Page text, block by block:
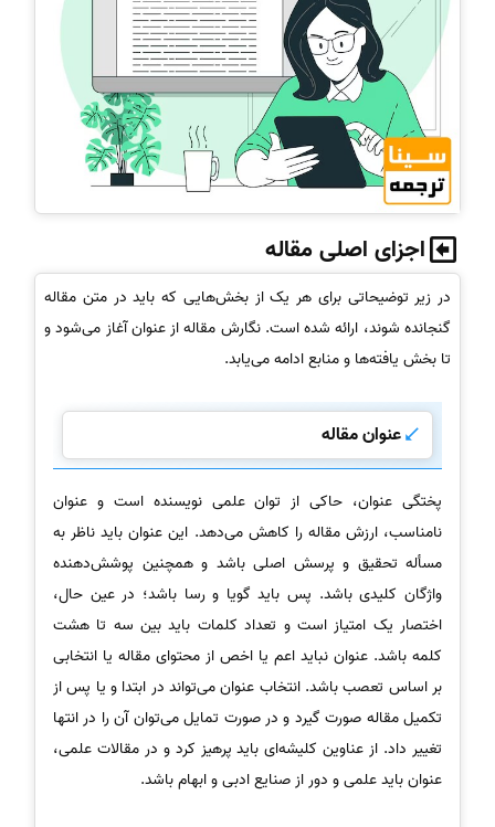
اجزای اصلی مقاله
در زیر توضیحاتی برای هر یک از بخش‌هایی که باید در متن مقاله
گنجانده شوند، ارائه شده است. نگارش مقاله از عنوان آغاز می‌شود و
تا بخش یافته‌ها و منابع ادامه می‌یابد.
عنوان مقاله
پختگی عنوان، حاکی از توان علمی نویسنده است و عنوان
نامناسب، ارزش مقاله را کاهش می‌دهد. این عنوان باید ناظر به
مسأله تحقیق و پرسش اصلی باشد و همچنین پوشش‌دهنده
واژگان کلیدی باشد. پس باید گویا و رسا باشد؛ در عین حال،
اختصار یک امتیاز است و تعداد کلمات باید بین سه تا هشت
کلمه باشد. عنوان نباید اعم یا اخص از محتوای مقاله یا انتخابی
بر اساس تعصب باشد. انتخاب عنوان می‌تواند در ابتدا و یا پس از
تکمیل مقاله صورت گیرد و در صورت تمایل می‌توان آن را در انتها
تغییر داد. از عناوین کلیشه‌ای باید پرهیز کرد و در مقالات علمی،
عنوان باید علمی و دور از صنایع ادبی و ابهام باشد.